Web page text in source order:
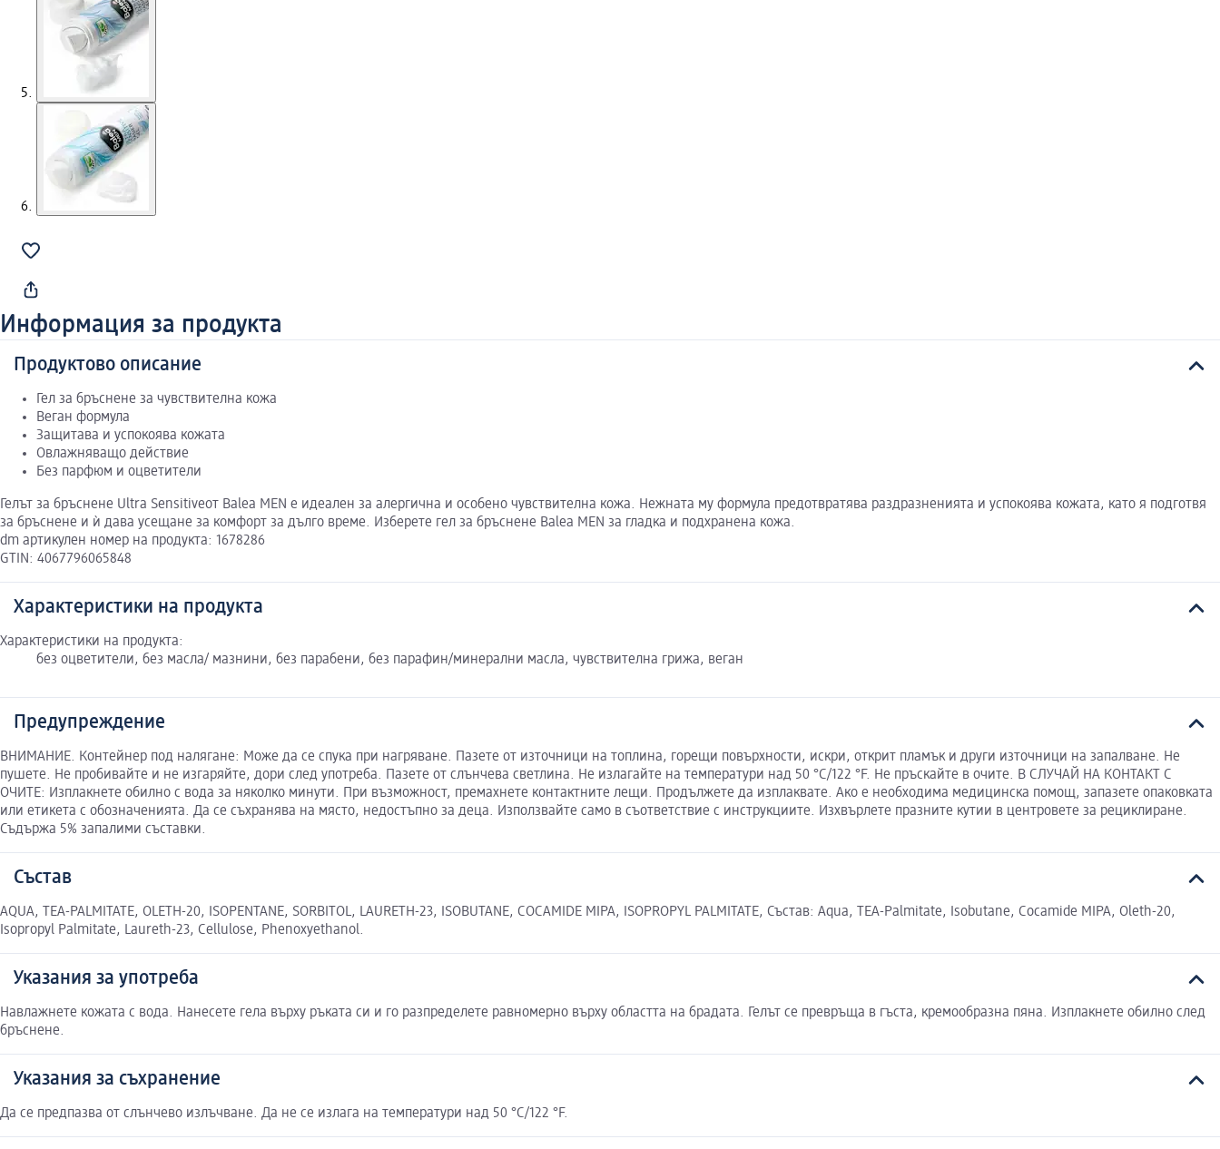
Информация за продукта
Продуктово описание
Гел за бръснене за чувствителна кожа
Веган формула
Защитава и успокоява кожата
Овлажняващо действие
Без парфюм и оцветители
Гелът за бръснене Ultra Sensitiveот Balea MEN е идеален за алергична и особено чувствителна кожа. Нежната му формула предотвратява раздразненията и успокоява кожата, като я подготвя
за бръснене и ѝ дава усещане за комфорт за дълго време. Изберете гел за бръснене Balea MEN за гладка и подхранена кожа.
dm артикулен номер на продукта: 1678286
GTIN: 4067796065848
Характеристики на продукта
Характеристики на продукта:
без оцветители, без масла/ мазнини, без парабени, без парафин/минерални масла, чувствителна грижа, веган
Предупреждение
ВНИМАНИЕ. Контейнер под налягане: Може да се спука при нагряване. Пазете от източници на топлина, горещи повърхности, искри, открит пламък и други източници на запалване. Не
пушете. Не пробивайте и не изгаряйте, дори след употреба. Пазете от слънчева светлина. Не излагайте на температури над 50 °C/122 °F. Не пръскайте в очите. В СЛУЧАЙ НА КОНТАКТ С
ОЧИТЕ: Изплакнете обилно с вода за няколко минути. При възможност, премахнете контактните лещи. Продължете да изплаквате. Ако е необходима медицинска помощ, запазете опаковката
или етикета с обозначенията. Да се съхранява на място, недостъпно за деца. Използвайте само в съответствие с инструкциите. Изхвърлете празните кутии в центровете за рециклиране.
Съдържа 5% запалими съставки.
Състав
AQUA, TEA-PALMITATE, OLETH-20, ISOPENTANE, SORBITOL, LAURETH-23, ISOBUTANE, COCAMIDE MIPA, ISOPROPYL PALMITATE, Състав: Aqua, TEA-Palmitate, Isobutane, Cocamide MIPA, Oleth-20,
Isopropyl Palmitate, Laureth-23, Cellulose, Phenoxyethanol.
Указания за употреба
Навлажнете кожата с вода. Нанесете гела върху ръката си и го разпределете равномерно върху областта на брадата. Гелът се превръща в гъста, кремообразна пяна. Изплакнете обилно след
бръснене.
Указания за съхранение
Да се предпазва от слънчево излъчване. Да не се излага на температури над 50 °C/122 °F.